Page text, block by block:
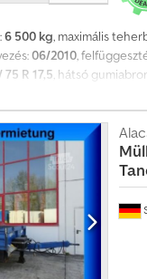
6 500 kg, maximális
06/2010,
75 R 17,5, hátsó
padlódeszkák. 17 pár
fenntartjuk. Minta